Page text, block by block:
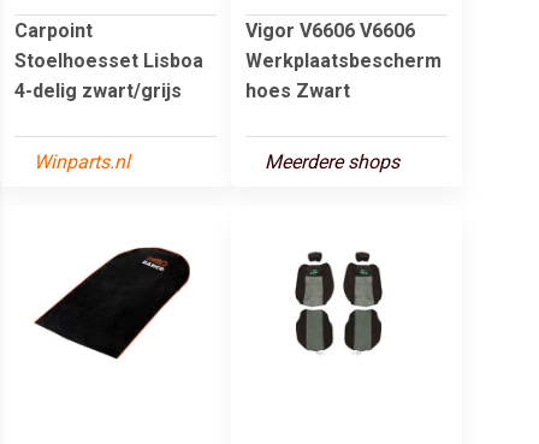
Carpoint
Stoelhoesset Lisboa
4-delig zwart/grijs
Winparts.nl
Vigor V6606 V6606
Werkplaatsbescherm
hoes Zwart
Meerdere shops